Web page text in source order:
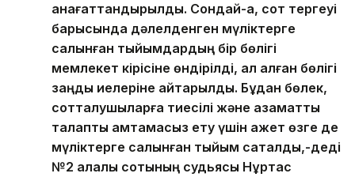
қанағаттандырылды. Сондай-ақ, сот тергеуі
барысында дәлелденген мүліктерге
салынған тыйымдардың бір бөлігі
мемлекет кірісіне өндірілді, ал қалған бөлігі
заңды иелеріне қайтарылды. Бұдан бөлек,
сотталушыларға тиесілі және азаматтық
талапты қамтамасыз ету үшін қажет өзге де
мүліктерге салынған тыйым сақталды,-деді
№2 қалалық сотының судьясы Нұртас